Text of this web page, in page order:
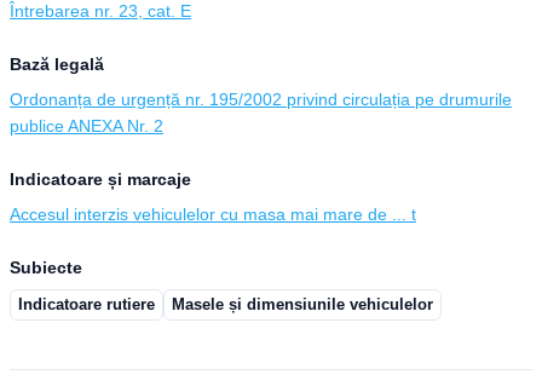
Întrebarea nr. 23, cat. E
Bază legală
Ordonanța de urgență nr. 195/2002 privind circulația pe drumurile
publice ANEXA Nr. 2
Indicatoare și marcaje
Accesul interzis vehiculelor cu masa mai mare de ... t
Subiecte
Indicatoare rutiere Masele și dimensiunile vehiculelor